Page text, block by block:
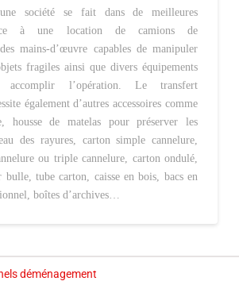
société se fait dans de meilleures
à une location de camions de
mains-d’œuvre capables de manipuler
fragiles ainsi que divers équipements
accomplir l’opération. Le transfert
également d’autres accessoires comme
housse de matelas pour préserver les
des rayures, carton simple cannelure,
ou triple cannelure, carton ondulé,
tube carton, caisse en bois, bacs en
boîtes d’archives…
déménagement